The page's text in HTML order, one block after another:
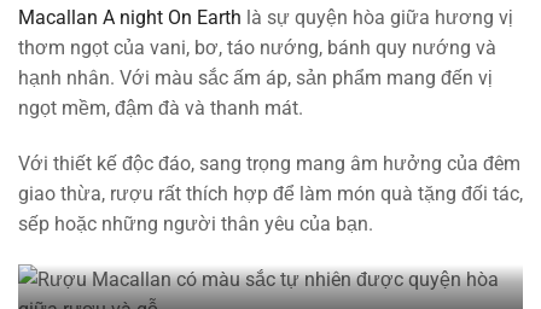
Macallan A night On Earth là sự quyện hòa giữa hương vị
thơm ngọt của vani, bơ, táo nướng, bánh quy nướng và
hạnh nhân. Với màu sắc ấm áp, sản phẩm mang đến vị
ngọt mềm, đậm đà và thanh mát.
Với thiết kế độc đáo, sang trọng mang âm hưởng của đêm
giao thừa, rượu rất thích hợp để làm món quà tặng đối tác,
sếp hoặc những người thân yêu của bạn.